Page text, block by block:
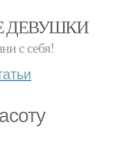
ДЕВУШКИ
с себя!